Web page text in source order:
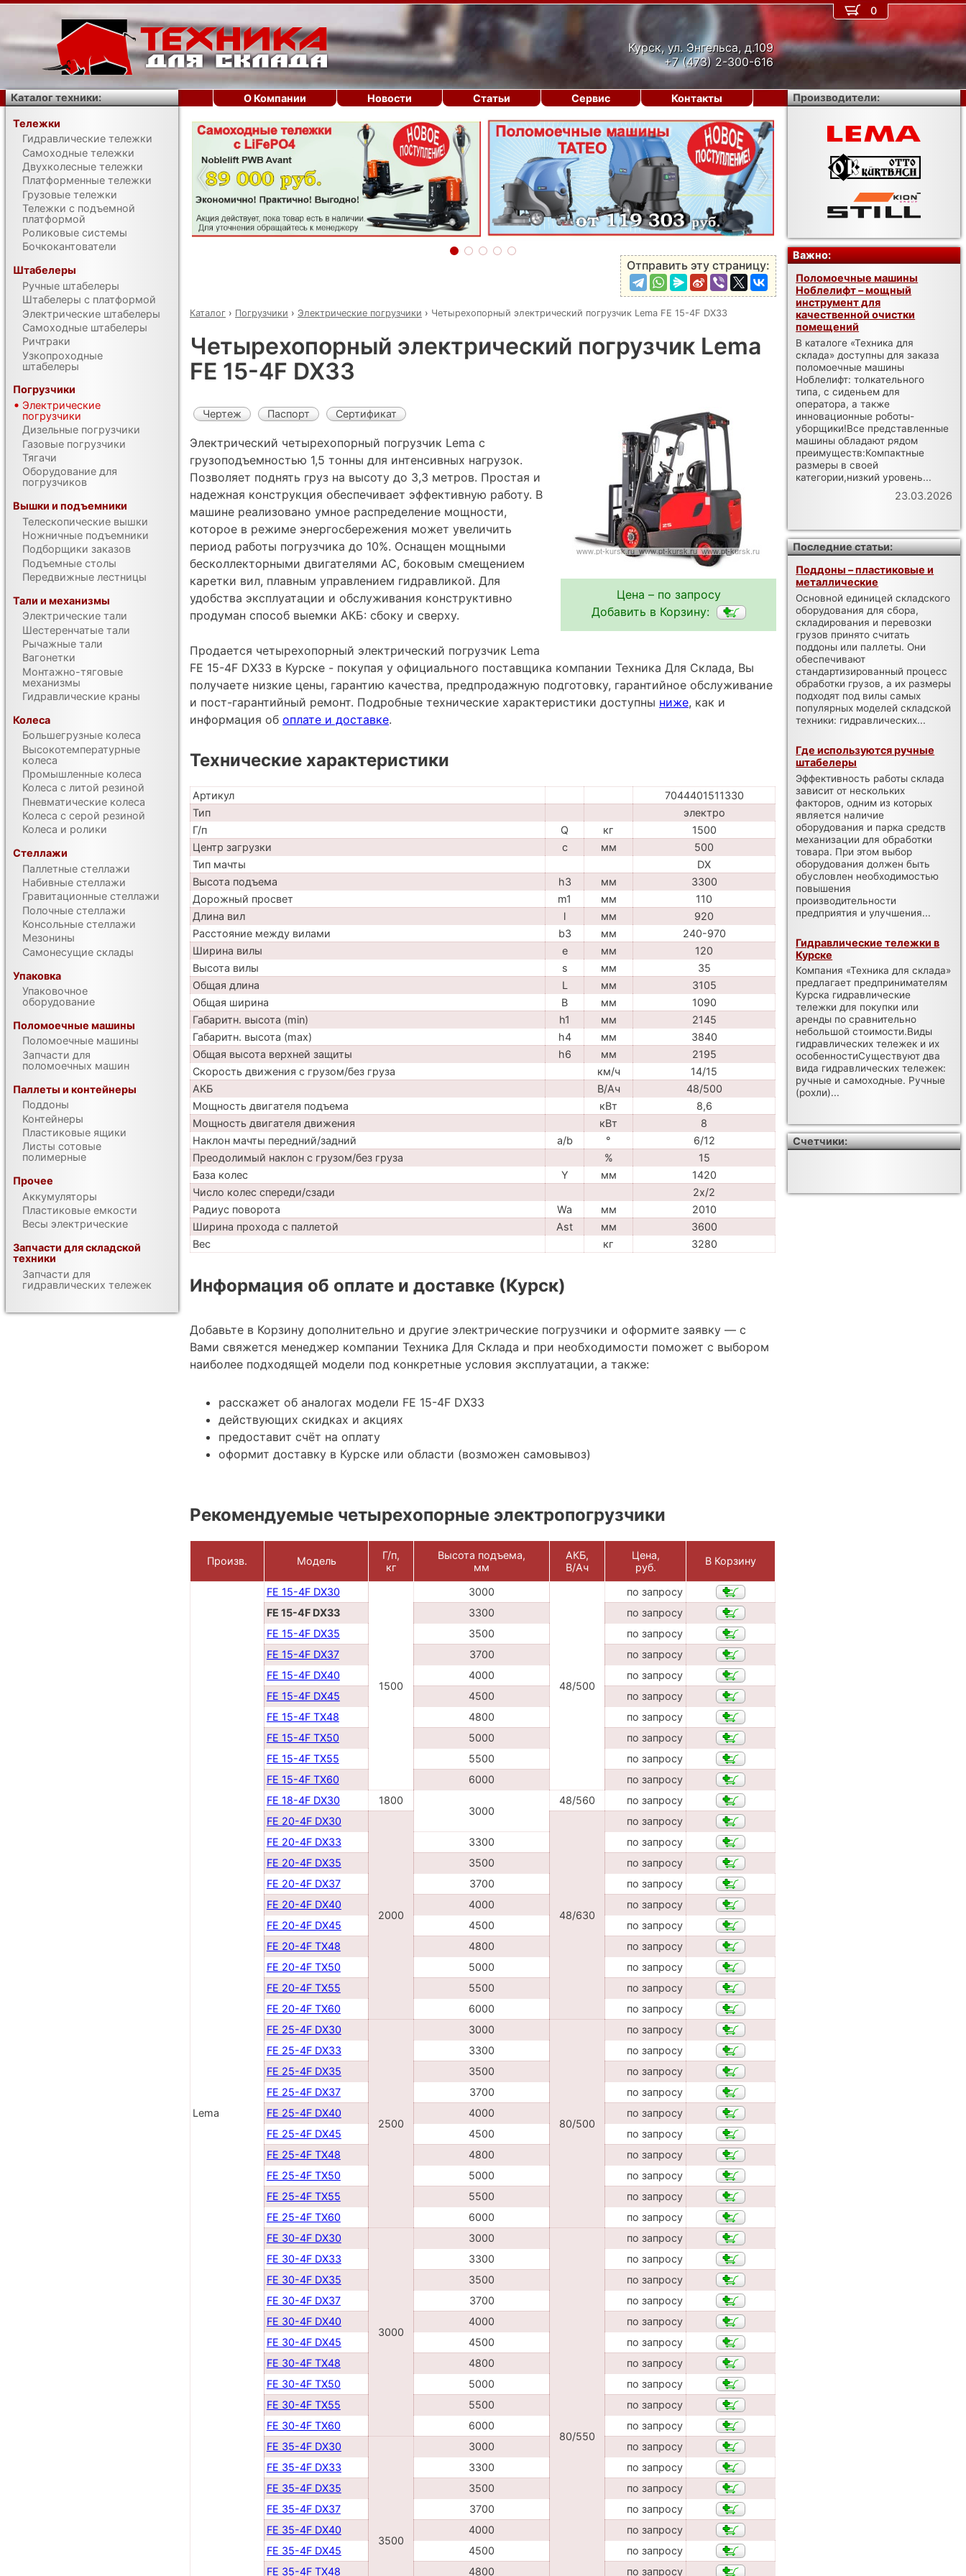
Курск, ул. Энгельса, д.109
+7 (473) 2-300-616
‹ ›
Отправить эту страницу:
Каталог › Погрузчики › Электрические погрузчики › Четырехопорный электрический погрузчик Lema FE 15-4F DX33
Четырехопорный электрический погрузчик Lema
FE 15-4F DX33
Цена – по запросу
Добавить в Корзину:
Чертеж Паспорт Сертификат
Электрический четырехопорный погрузчик Lema с
грузоподъемностью 1,5 тонны для интенсивных нагрузок.
Позволяет поднять груз на высоту до 3,3 метров. Простая и
надежная конструкция обеспечивает эффективную работу. В
машине реализовано умное распределение мощности,
которое в режиме энергосбережения может увеличить
период работы погрузчика до 10%. Оснащен мощными
бесколлекторными двигателями АС, боковым смещением
каретки вил, плавным управлением гидравликой. Для
удобства эксплуатации и обслуживания конструктивно
продуман способ выемки АКБ: сбоку и сверху.
Продается четырехопорный электрический погрузчик Lema
FE 15-4F DX33 в Курске - покупая у официального поставщика компании Техника Для Склада, Вы
получаете низкие цены, гарантию качества, предпродажную подготовку, гарантийное обслуживание
и пост-гарантийный ремонт. Подробные технические характеристики доступны ниже, как и
информация об оплате и доставке.
Технические характеристики
Артикул
7044401511330
Тип
электро
Г/п
Q кг
1500
Центр загрузки
c мм
500
Тип мачты
DX
Высота подъема
h3 мм
3300
Дорожный просвет
m1 мм
110
Длина вил
l мм
920
Расстояние между вилами
b3 мм
240-970
Ширина вилы
e мм
120
Высота вилы
s мм
35
Общая длина
L мм
3105
Общая ширина
B мм
1090
Габаритн. высота (min)
h1 мм
2145
Габаритн. высота (max)
h4 мм
3840
Общая высота верхней защиты
h6 мм
2195
Скорость движения с грузом/без груза
км/ч
14/15
АКБ
В/Ач
48/500
Мощность двигателя подъема
кВт
8,6
Мощность двигателя движения
кВт
8
Наклон мачты передний/задний
a/b °
6/12
Преодолимый наклон с грузом/без груза
%
15
База колес
Y мм
1420
Число колес спереди/сзади
2x/2
Радиус поворота
Wa мм
2010
Ширина прохода с паллетой
Ast мм
3600
Вес
кг 3280
Информация об оплате и доставке (Курск)
Добавьте в Корзину дополнительно и другие электрические погрузчики и оформите заявку — с
Вами свяжется менеджер компании Техника Для Склада и при необходимости поможет с выбором
наиболее подходящей модели под конкретные условия эксплуатации, а также:
расскажет об аналогах модели FE 15-4F DX33
действующих скидках и акциях
предоставит счёт на оплату
оформит доставку в Курске или области (возможен самовывоз)
Рекомендуемые четырехопорные электропогрузчики
Произв. Модель
Г/п,
кг
Высота подъема,
мм
АКБ,
В/Ач
Цена,
руб.
В Корзину
Lema
FE 15-4F DX30
1500
3000
48/500
по запросу
FE 15-4F DX33
3300
по запросу
FE 15-4F DX35
3500
по запросу
FE 15-4F DX37
3700
по запросу
FE 15-4F DX40
4000
по запросу
FE 15-4F DX45
4500
по запросу
FE 15-4F TX48
4800
по запросу
FE 15-4F TX50
5000
по запросу
FE 15-4F TX55
5500
по запросу
FE 15-4F TX60
6000
по запросу
FE 18-4F DX30
1800
3000
48/560
по запросу
FE 20-4F DX30
2000 48/630
по запросу
FE 20-4F DX33
3300
по запросу
FE 20-4F DX35
3500
по запросу
FE 20-4F DX37
3700
по запросу
FE 20-4F DX40
4000
по запросу
FE 20-4F DX45
4500
по запросу
FE 20-4F TX48
4800
по запросу
FE 20-4F TX50
5000
по запросу
FE 20-4F TX55
5500
по запросу
FE 20-4F TX60
6000
по запросу
FE 25-4F DX30
2500
3000
80/500
по запросу
FE 25-4F DX33
3300
по запросу
FE 25-4F DX35
3500
по запросу
FE 25-4F DX37
3700
по запросу
FE 25-4F DX40
4000
по запросу
FE 25-4F DX45
4500
по запросу
FE 25-4F TX48
4800
по запросу
FE 25-4F TX50
5000
по запросу
FE 25-4F TX55
5500
по запросу
FE 25-4F TX60
6000
по запросу
FE 30-4F DX30
3000
3000
80/550
по запросу
FE 30-4F DX33
3300
по запросу
FE 30-4F DX35
3500
по запросу
FE 30-4F DX37
3700
по запросу
FE 30-4F DX40
4000
по запросу
FE 30-4F DX45
4500
по запросу
FE 30-4F TX48
4800
по запросу
FE 30-4F TX50
5000
по запросу
FE 30-4F TX55
5500
по запросу
FE 30-4F TX60
6000
по запросу
FE 35-4F DX30
3500
3000
по запросу
FE 35-4F DX33
3300
по запросу
FE 35-4F DX35
3500
по запросу
FE 35-4F DX37
3700
по запросу
FE 35-4F DX40
4000
по запросу
FE 35-4F DX45
4500
по запросу
FE 35-4F TX48
4800 по запросу
0
О Компании Новости Статьи Сервис Контакты
Каталог техники:
Тележки
Гидравлические тележки
Самоходные тележки
Двухколесные тележки
Платформенные тележки
Грузовые тележки
Тележки с подъемной
платформой
Роликовые системы
Бочкокантователи
Штабелеры
Ручные штабелеры
Штабелеры с платформой
Электрические штабелеры
Самоходные штабелеры
Ричтраки
Узкопроходные
штабелеры
Погрузчики
Электрические
погрузчики
Дизельные погрузчики
Газовые погрузчики
Тягачи
Оборудование для
погрузчиков
Вышки и подъемники
Телескопические вышки
Ножничные подъемники
Подборщики заказов
Подъемные столы
Передвижные лестницы
Тали и механизмы
Электрические тали
Шестеренчатые тали
Рычажные тали
Вагонетки
Монтажно-тяговые
механизмы
Гидравлические краны
Колеса
Большегрузные колеса
Высокотемпературные
колеса
Промышленные колеса
Колеса с литой резиной
Пневматические колеса
Колеса с серой резиной
Колеса и ролики
Стеллажи
Паллетные стеллажи
Набивные стеллажи
Гравитационные стеллажи
Полочные стеллажи
Консольные стеллажи
Мезонины
Самонесущие склады
Упаковка
Упаковочное
оборудование
Поломоечные машины
Поломоечные машины
Запчасти для
поломоечных машин
Паллеты и контейнеры
Поддоны
Контейнеры
Пластиковые ящики
Листы сотовые
полимерные
Прочее
Аккумуляторы
Пластиковые емкости
Весы электрические
Запчасти для складской
техники
Запчасти для
гидравлических тележек
Производители:
Важно:
Поломоечные машины
Ноблелифт – мощный
инструмент для
качественной очистки
помещений
В каталоге «Техника для
склада» доступны для заказа
поломоечные машины
Ноблелифт: толкательного
типа, с сиденьем для
оператора, а также
инновационные роботы-
уборщики!Все представленные
машины обладают рядом
преимуществ:Компактные
размеры в своей
категории,низкий уровень...
23.03.2026
Последние статьи:
Поддоны – пластиковые и
металлические
Основной единицей складского
оборудования для сбора,
складирования и перевозки
грузов принято считать
поддоны или паллеты. Они
обеспечивают
стандартизированный процесс
обработки грузов, а их размеры
подходят под вилы самых
популярных моделей складской
техники: гидравлических...
Где используются ручные
штабелеры
Эффективность работы склада
зависит от нескольких
факторов, одним из которых
является наличие
оборудования и парка средств
механизации для обработки
товара. При этом выбор
оборудования должен быть
обусловлен необходимостью
повышения
производительности
предприятия и улучшения...
Гидравлические тележки в
Курске
Компания «Техника для склада»
предлагает предпринимателям
Курска гидравлические
тележки для покупки или
аренды по сравнительно
небольшой стоимости.Виды
гидравлических тележек и их
особенностиСуществуют два
вида гидравлических тележек:
ручные и самоходные. Ручные
(рохли)...
Счетчики: